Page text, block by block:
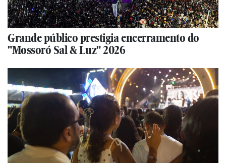
Grande público prestigia encerramento do
"Mossoró Sal & Luz" 2026